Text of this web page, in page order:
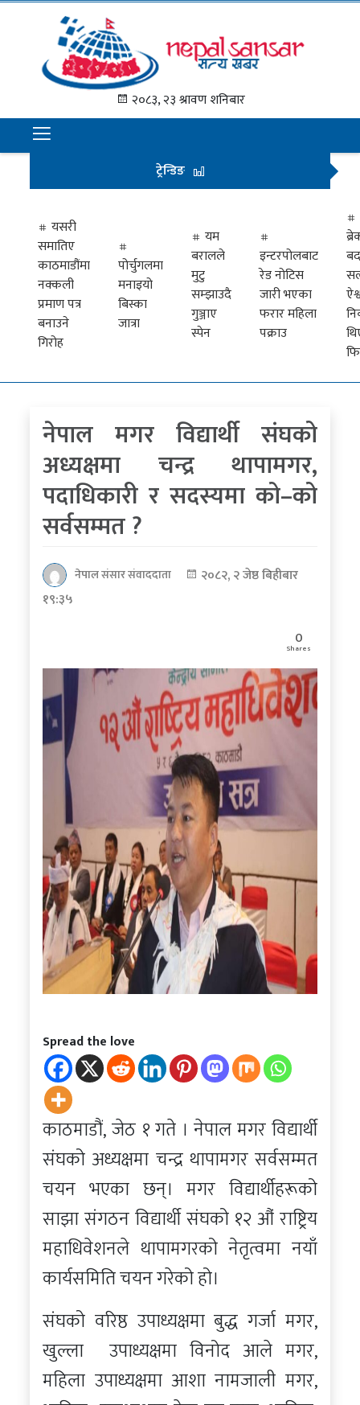
२०८३, २३ श्रावण शनिबार
समाचार
राजनीति
अन्तराष्ट्रिय
अर्थ
मनोरञ्जन
प्रवास
खेलकुद
पत्रपत्रिकाबाट
ट्रेन्डिङ
यसरी
समातिए
काठमाडौंमा
नक्कली
प्रमाण पत्र
बनाउने
गिरोह
पोर्चुगलमा
मनाइयो
बिस्का
जात्रा
यम
बरालले
मुटु
सम्झाउदै
गुञ्जाए
स्पेन
इन्टरपोलबाट
रेड नोटिस
जारी भएका
फरार महिला
पक्राउ
नेपाल मगर विद्यार्थी संघको
अध्यक्षमा चन्द्र थापामगर,
पदाधिकारी र सदस्यमा को–को
सर्वसम्मत ?
नेपाल संसार संवाददाता
२०८२, २ जेष्ठ बिहीबार
१९:३५
0
Shares
Spread the love
काठमाडौं, जेठ १ गते । नेपाल मगर विद्यार्थी
संघको अध्यक्षमा चन्द्र थापामगर सर्वसम्मत
चयन भएका छन्। मगर विद्यार्थीहरूको
साझा संगठन विद्यार्थी संघको १२ औं राष्ट्रिय
महाधिवेशनले थापामगरको नेतृत्वमा नयाँ
कार्यसमिति चयन गरेको हो।
संघको वरिष्ठ उपाध्यक्षमा बुद्ध गर्जा मगर,
खुल्ला उपाध्यक्षमा विनोद आले मगर,
महिला उपाध्यक्षमा आशा नामजाली मगर,